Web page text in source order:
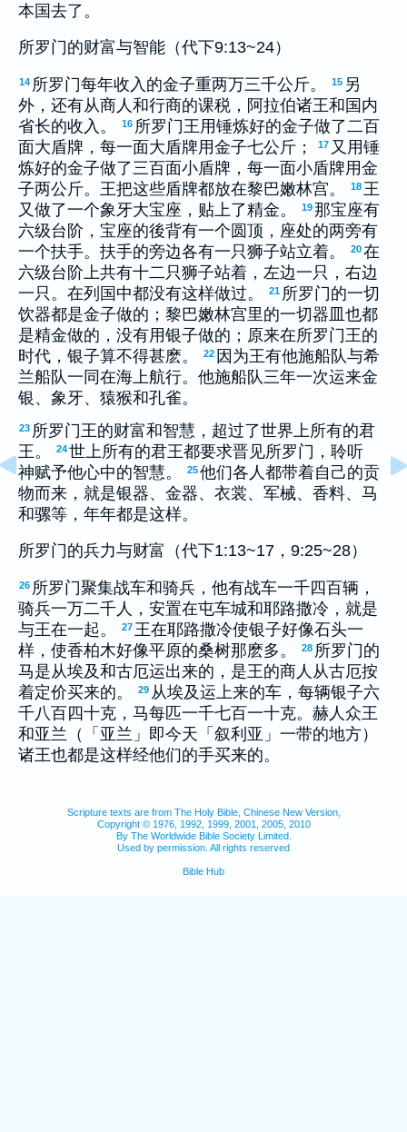
本国去了。
所罗门的财富与智能（代下9:13~24）
14 所罗门每年收入的金子重两万三千公斤。 15 另
外，还有从商人和行商的课税，阿拉伯诸王和国内
省长的收入。
16 所罗门王用锤炼好的金子做了二百
面大盾牌，每一面大盾牌用金子七公斤；
17 又用锤
炼好的金子做了三百面小盾牌，每一面小盾牌用金
子两公斤。王把这些盾牌都放在黎巴嫩林宫。
18 王
又做了一个象牙大宝座，贴上了精金。
19那宝座有
六级台阶，宝座的後背有一个圆顶，座处的两旁有
一个扶手。扶手的旁边各有一只狮子站立着。
20在
六级台阶上共有十二只狮子站着，左边一只，右边
一只。在列国中都没有这样做过。
21 所罗门的一切
饮器都是金子做的；黎巴嫩林宫里的一切器皿也都
是精金做的，没有用银子做的；原来在所罗门王的
时代，银子算不得甚麽。
22 因为王有他施船队与希
兰船队一同在海上航行。他施船队三年一次运来金
银、象牙、猿猴和孔雀。
23 所罗门王的财富和智慧，超过了世界上所有的君
王。
24世上所有的君王都要求晋见所罗门，聆听
神赋予他心中的智慧。
25他们各人都带着自己的贡
物而来，就是银器、金器、衣裳、军械、香料、马
和骡等，年年都是这样。
所罗门的兵力与财富（代下1:13~17，9:25~28）
26 所罗门聚集战车和骑兵，他有战车一千四百辆，
骑兵一万二千人，安置在屯车城和耶路撒冷，就是
与王在一起。
27 王在耶路撒冷使银子好像石头一
样，使香柏木好像平原的桑树那麽多。
28 所罗门的
马是从埃及和古厄运出来的，是王的商人从古厄按
着定价买来的。
29 从埃及运上来的车，每辆银子六
千八百四十克，马每匹一千七百一十克。赫人众王
和亚兰（「亚兰」即今天「叙利亚」一带的地方）
诸王也都是这样经他们的手买来的。
Scripture texts are from The Holy Bible, Chinese New Version,
Copyright © 1976, 1992, 1999, 2001, 2005, 2010
By The Worldwide Bible Society Limited.
Used by permission. All rights reserved
Bible Hub